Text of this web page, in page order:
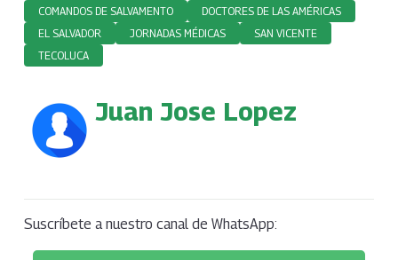
COMANDOS DE SALVAMENTO
DOCTORES DE LAS AMÉRICAS
EL SALVADOR
JORNADAS MÉDICAS
SAN VICENTE
TECOLUCA
Juan Jose Lopez
Suscríbete a nuestro canal de WhatsApp: